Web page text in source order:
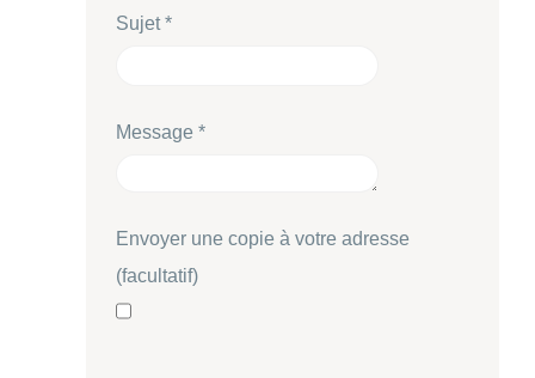
Sujet*
Message *
Envoyer une copie à votre adresse
(facultatif)